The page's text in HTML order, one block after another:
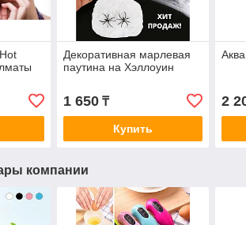
Декоративная марлевая
паутина на Хэллоуин
1 650₸
Купить
2
компании